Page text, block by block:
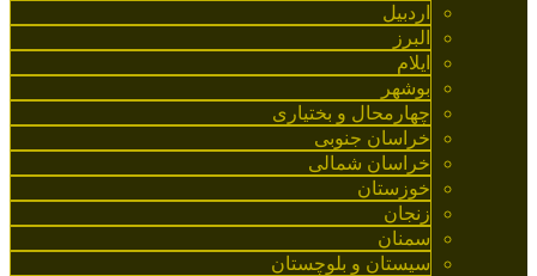
اردبیل
البرز
ایلام
بوشهر
چهارمحال و بختیاری
خراسان جنوبی
خراسان شمالی
خوزستان
زنجان
سمنان
سیستان و بلوچستان